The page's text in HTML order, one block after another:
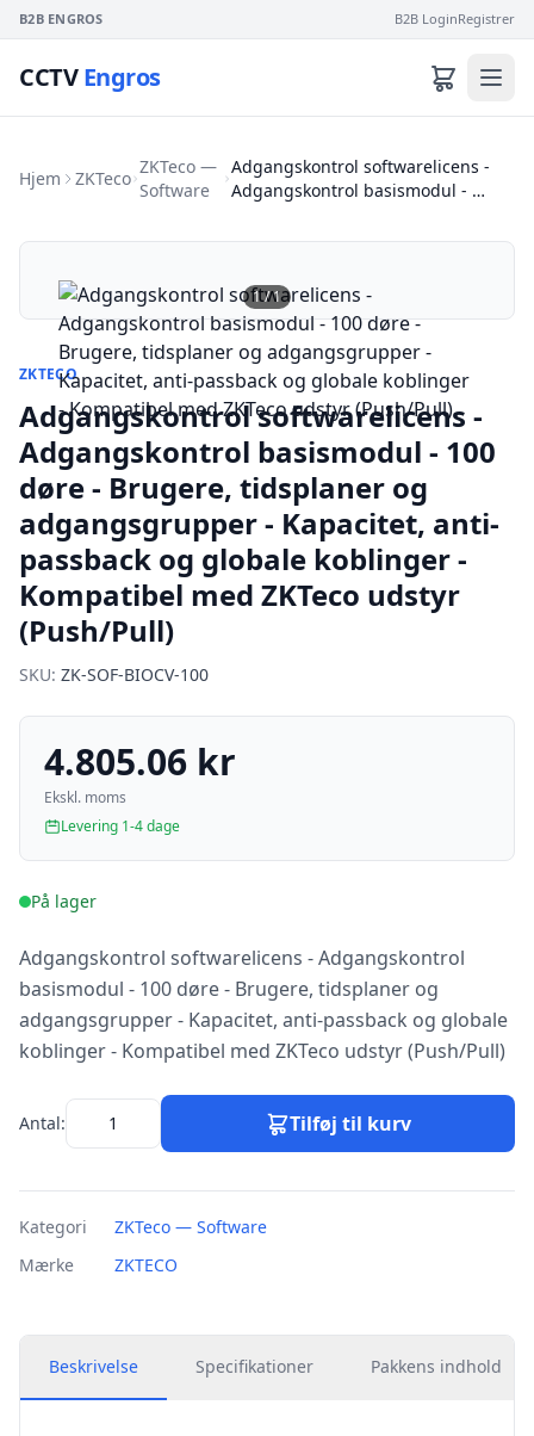
B2B ENGROS B2B LoginRegistrer
CCTVEngros
Hjem ZKTeco
ZKTeco —
Software
Adgangskontrol softwarelicens -
Adgangskontrol basismodul - …
1/1
ZKTECO
Adgangskontrol softwarelicens -
Adgangskontrol basismodul - 100
døre - Brugere, tidsplaner og
adgangsgrupper - Kapacitet, anti-
passback og globale koblinger -
Kompatibel med ZKTeco udstyr
(Push/Pull)
SKU: ZK-SOF-BIOCV-100
4.805.06 kr
Ekskl. moms
Levering 1-4 dage
På lager
Adgangskontrol softwarelicens - Adgangskontrol
basismodul - 100 døre - Brugere, tidsplaner og
adgangsgrupper - Kapacitet, anti-passback og globale
koblinger - Kompatibel med ZKTeco udstyr (Push/Pull)
Antal: Tilføj til kurv
Kategori
ZKTeco — Software
Mærke
ZKTECO
Beskrivelse Specifikationer Pakkens indhold